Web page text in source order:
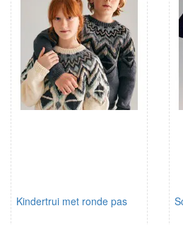
Kindertrui met ronde pas